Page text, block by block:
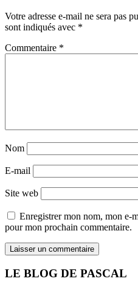
Votre adresse e-mail ne sera pas
sont indiqués avec *
Commentaire *
Nom
E-mail
Site web
Enregistrer mon nom, mon e-
pour mon prochain commentaire.
LE BLOG DE PASCAL